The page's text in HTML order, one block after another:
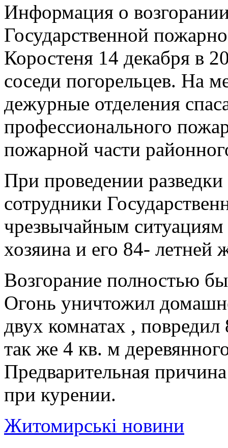
Информация о
Государственной
Коростеня 14 декабря в
соседи погорельцев. На
дежурные отделения
профессионального
пожарной части
При проведении
сотрудники
чрезвычайным ситуациям
хозяина и его 84- летней
Возгорание полностью
Огонь уничтожил
двух комнатах ,
так же 4 кв. м
Предварительная
при курении.
Житомирські новини